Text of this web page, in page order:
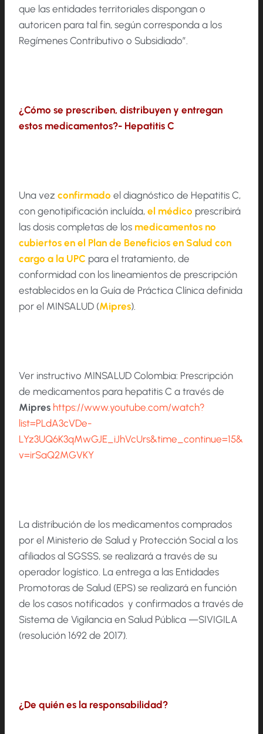
que las entidades territoriales dispongan o
autoricen para tal fin, según corresponda a los
Regímenes Contributivo o Subsidiado”.
¿Cómo se prescriben, distribuyen y entregan
estos medicamentos?- Hepatitis C
Una vez confirmado el diagnóstico de Hepatitis C,
con genotipificación incluída, el médico prescribirá
las dosis completas de los medicamentos no
cubiertos en el Plan de Beneficios en Salud con
cargo a la UPC para el tratamiento, de
conformidad con los lineamientos de prescripción
establecidos en la Guía de Práctica Clínica definida
por el MINSALUD (Mipres).
Ver instructivo MINSALUD Colombia: Prescripción
de medicamentos para hepatitis C a través de
Mipres https://www.youtube.com/watch?
list=PLdA3cVDe-
LYz3UQ6K3qMwGJE_iJhVcUrs&time_continue=15&
v=irSaQ2MGVKY
La distribución de los medicamentos comprados
por el Ministerio de Salud y Protección Social a los
afiliados al SGSSS, se realizará a través de su
operador logístico. La entrega a las Entidades
Promotoras de Salud (EPS) se realizará en función
de los casos notificados y confirmados a través de
Sistema de Vigilancia en Salud Pública —SIVIGILA
(resolución 1692 de 2017).
¿De quién es la responsabilidad?